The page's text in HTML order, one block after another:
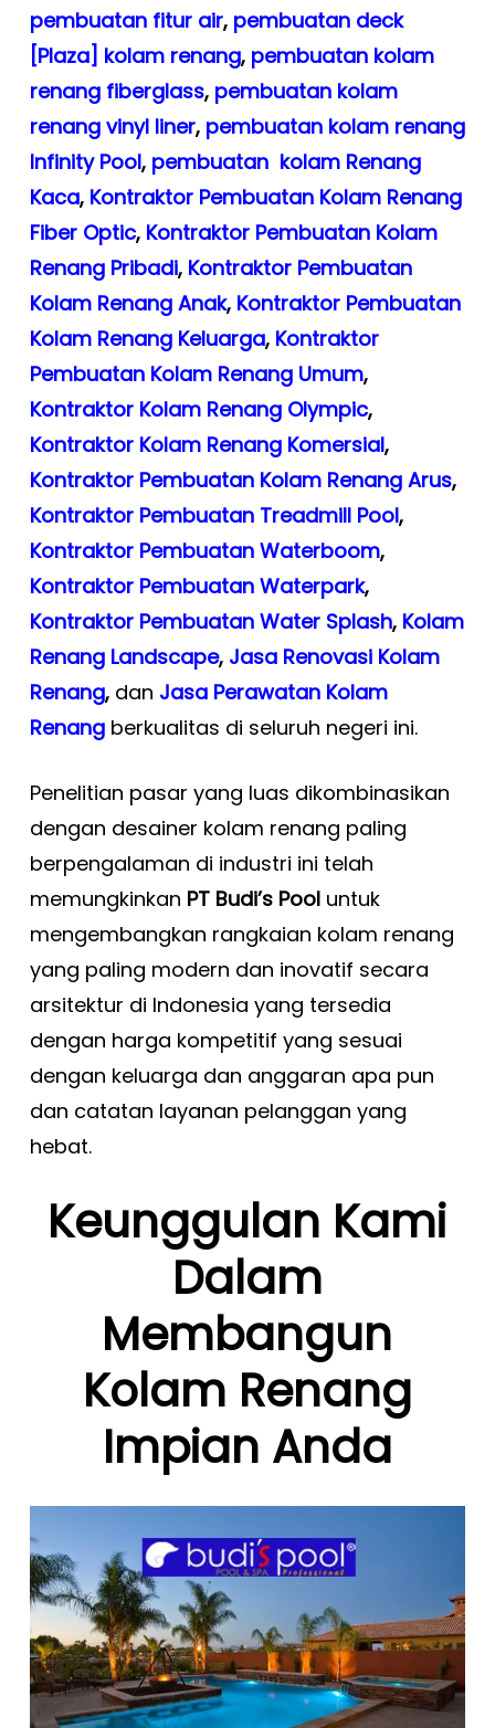
pembuatan fitur air, pembuatan deck
[Plaza] kolam renang, pembuatan kolam
renang fiberglass, pembuatan kolam
renang vinyl liner, pembuatan kolam renang
Infinity Pool, pembuatan kolam Renang
Kaca, Kontraktor Pembuatan Kolam Renang
Fiber Optic, Kontraktor Pembuatan Kolam
Renang Pribadi, Kontraktor Pembuatan
Kolam Renang Anak, Kontraktor Pembuatan
Kolam Renang Keluarga, Kontraktor
Pembuatan Kolam Renang Umum,
Kontraktor Kolam Renang Olympic,
Kontraktor Kolam Renang Komersial,
Kontraktor Pembuatan Kolam Renang Arus,
Kontraktor Pembuatan Treadmill Pool,
Kontraktor Pembuatan Waterboom,
Kontraktor Pembuatan Waterpark,
Kontraktor Pembuatan Water Splash, Kolam
Renang Landscape, Jasa Renovasi Kolam
Renang, dan Jasa Perawatan Kolam
Renangberkualitas di seluruh negeri ini.
Penelitian pasar yang luas dikombinasikan
dengan desainer kolam renang paling
berpengalaman di industri ini telah
memungkinkan PT Budi’s Pooluntuk
mengembangkan rangkaian kolam renang
yang paling modern dan inovatif secara
arsitektur di Indonesia yang tersedia
dengan harga kompetitif yang sesuai
dengan keluarga dan anggaran apa pun
dan catatan layanan pelanggan yang
hebat.
Keunggulan Kami
Dalam
Membangun
Kolam Renang
Impian Anda